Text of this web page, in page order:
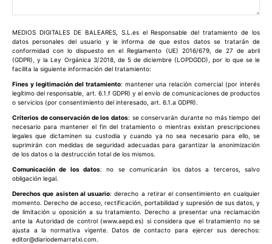
MEDIOS DIGITALES DE BALEARES, S.L.es el Responsable del tratamiento de los
datos personales del usuario y le informa de que estos datos se tratarán de
conformidad con lo dispuesto en el Reglamento (UE) 2016/679, de 27 de abril
(GDPR), y la Ley Orgánica 3/2018, de 5 de diciembre (LOPDGDD), por lo que se le
facilita la siguiente información del tratamiento:
Fines y legitimación del tratamiento: mantener una relación comercial (por interés
legítimo del responsable, art. 6.1.f GDPR) y el envío de comunicaciones de productos
o servicios (por consentimiento del interesado, art. 6.1.a GDPR).
Criterios de conservación de los datos: se conservarán durante no más tiempo del
necesario para mantener el fin del tratamiento o mientras existan prescripciones
legales que dictaminen su custodia y cuando ya no sea necesario para ello, se
suprimirán con medidas de seguridad adecuadas para garantizar la anonimización
de los datos o la destrucción total de los mismos.
Comunicación de los datos: no se comunicarán los datos a terceros, salvo
obligación legal.
Derechos que asisten al usuario: derecho a retirar el consentimiento en cualquier
momento. Derecho de acceso, rectificación, portabilidad y supresión de sus datos, y
de limitación u oposición a su tratamiento. Derecho a presentar una reclamación
ante la Autoridad de control (www.aepd.es) si considera que el tratamiento no se
ajusta a la normativa vigente. Datos de contacto para ejercer sus derechos:
editor@diariodemarratxi.com.